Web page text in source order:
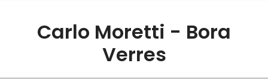
Carlo Moretti - Bora
Verres